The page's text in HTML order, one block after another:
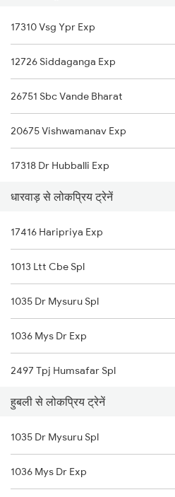
Hubli to Gudgeri Trains
Hubli to Giddalur Trains
Hubli to Gandhidham Trains
Hubli to Ginigera Trains
Hubli to Gokak Trains
Hubli to Guntur Trains
Hubli to Ghatprabha Trains
17310 Vsg Ypr Exp
12726 Siddaganga Exp
26751 Sbc Vande Bharat
20675 Vishwamanav Exp
17318 Dr Hubballi Exp
18048 Vsg Shm Exp
11021 Dadar Ten Exp
20693 Ju Sbc Superfast
20662 Sbc Vande Bharat
17076 Bgm Chz Exp
56904 Dwr Sur Passenge
17416 Haripriya Exp
22686 Karntk S Kranti
16590 Rani Chennamma
धारवाड़ से लोकप्रिय ट्रेनें
17416 Haripriya Exp
1013 Ltt Cbe Spl
1035 Dr Mysuru Spl
1036 Mys Dr Exp
2497 Tpj Humsafar Spl
2498 Tpj Sgnr Spl
2629 Sampark Kranti
2630 Ypr S Krnti Spl
हुबली से लोकप्रिय ट्रेनें
1035 Dr Mysuru Spl
1036 Mys Dr Exp